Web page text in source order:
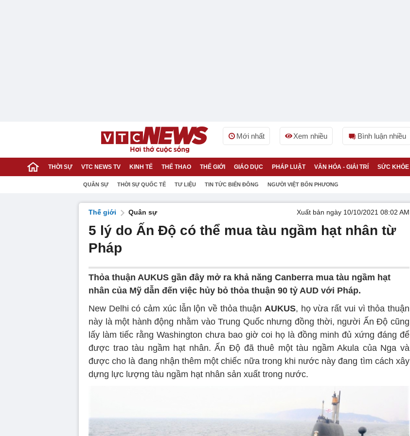
Mới nhất Xem nhiều Bình luận nhiều
THỜI SỰ VTC NEWS TV KINH TẾ THỂ THAO THẾ GIỚI GIÁO DỤC PHÁP LUẬT VĂN HÓA - GIẢI TRÍ SỨC KHỎE
QUÂN SỰ THỜI SỰ QUỐC TẾ TƯ LIỆU TIN TỨC BIỂN ĐÔNG NGƯỜI VIỆT BỐN PHƯƠNG
Thế giới Quân sự Xuất bản ngày 10/10/2021 08:02 AM
5 lý do Ấn Độ có thể mua tàu ngầm hạt nhân từ
Pháp
Thỏa thuận AUKUS gần đây mở ra khả năng Canberra mua tàu ngầm hạt
nhân của Mỹ dẫn đến việc hủy bỏ thỏa thuận 90 tỷ AUD với Pháp.
New Delhi có cảm xúc lẫn lộn về thỏa thuậnAUKUS, họ vừa rất vui vì thỏa thuận
này là một hành động nhằm vào Trung Quốc nhưng đồng thời, người Ấn Độ cũng
lấy làm tiếc rằng Washington chưa bao giờ coi họ là đồng minh đủ xứng đáng để
được trao tàu ngầm hạt nhân. Ấn Độ đã thuê một tàu ngầm Akula của Nga và
được cho là đang nhận thêm một chiếc nữa trong khi nước này đang tìm cách xây
dựng lực lượng tàu ngầm hạt nhân sản xuất trong nước.